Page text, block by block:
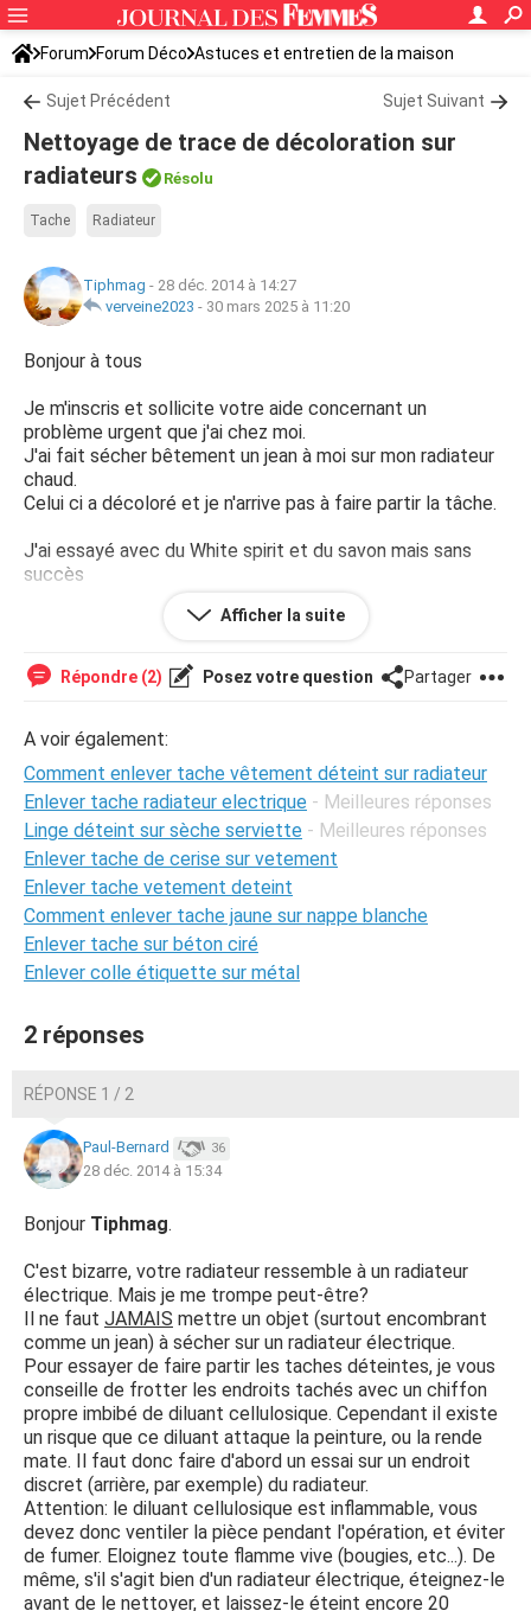
Forum Forum Déco Astuces et entretien de la maison
Sujet Précédent Sujet Suivant
Nettoyage de trace de décoloration sur
radiateurs
Résolu
Tache Radiateur
Tiphmag - 28 déc. 2014 à 14:27
verveine2023 - 30 mars 2025 à 11:20
Bonjour à tous
Je m'inscris et sollicite votre aide concernant un
problème urgent que j'ai chez moi.
J'ai fait sécher bêtement un jean à moi sur mon radiateur
chaud.
Celui ci a décoloré et je n'arrive pas à faire partir la tâche.
J'ai essayé avec du White spirit et du savon mais sans
succès
Auriez vous des conseils pour moi s'il vous plaît ?
Merci beaucoup
Tiphanie
Afficher la suite
Répondre (2) Posez votre question Partager
A voir également:
Comment enlever tache vêtement déteint sur radiateur
Enlever tache radiateur electrique - Meilleures réponses
Linge déteint sur sèche serviette - Meilleures réponses
Enlever tache de cerise sur vetement
Enlever tache vetement deteint
Comment enlever tache jaune sur nappe blanche
Enlever tache sur béton ciré
Enlever colle étiquette sur métal
2 réponses
RÉPONSE 1 / 2
Paul-Bernard 36
28 déc. 2014 à 15:34
Bonjour Tiphmag.
C'est bizarre, votre radiateur ressemble à un radiateur
électrique. Mais je me trompe peut-être?
Il ne faut JAMAIS mettre un objet (surtout encombrant
comme un jean) à sécher sur un radiateur électrique.
Pour essayer de faire partir les taches déteintes, je vous
conseille de frotter les endroits tachés avec un chiffon
propre imbibé de diluant cellulosique. Cependant il existe
un risque que ce diluant attaque la peinture, ou la rende
mate. Il faut donc faire d'abord un essai sur un endroit
discret (arrière, par exemple) du radiateur.
Attention: le diluant cellulosique est inflammable, vous
devez donc ventiler la pièce pendant l'opération, et éviter
de fumer. Eloignez toute flamme vive (bougies, etc...). De
même, s'il s'agit bien d'un radiateur électrique, éteignez-le
avant de le nettoyer, et laissez-le éteint encore 20